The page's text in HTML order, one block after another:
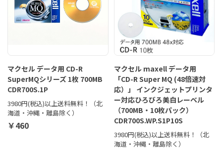
マクセル データ用 CD-R
SuperMQシリーズ 1枚 700MB
CDR700S.1P
3980円(税込)以上送料無料！（北
海道・沖縄・離島除く）
￥460
マクセル maxell データ用
「CD-R Super MQ (48倍速対
応）」 インクジェットプリンタ
ー対応ひろびろ美白レーベル
（700MB・10枚パック）
CDR700S.WP.S1P10S
3980円(税込)以上送料無料！（北
海道・沖縄・離島除く）